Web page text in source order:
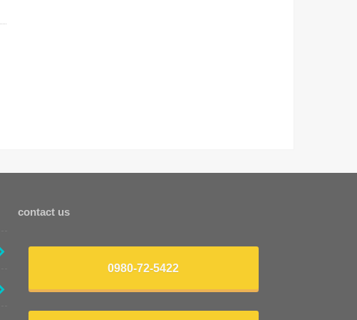
contact us
0980-72-5422